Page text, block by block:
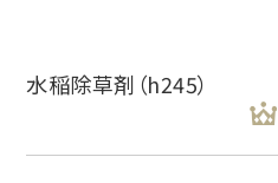
水稲除草剤（h245）